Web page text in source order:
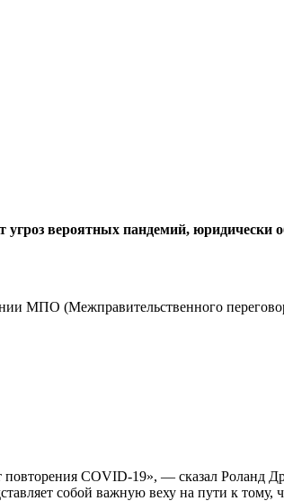
угроз вероятных пандемий,
МПО (Межправительственного
COVID-19», — сказал Роланд
собой важную веху на пути к тому,